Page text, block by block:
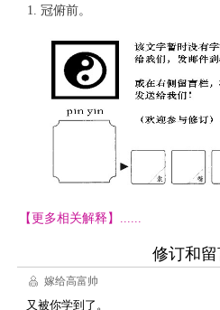
冠俯前。
【更多相关解释】......